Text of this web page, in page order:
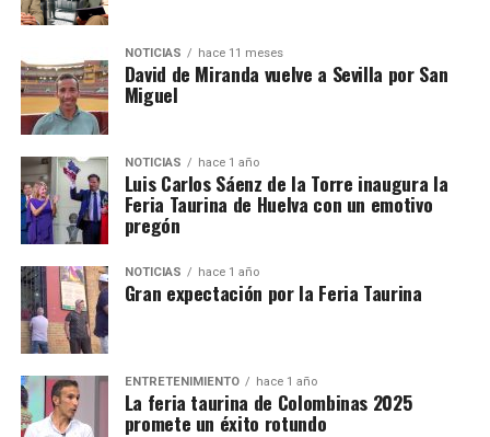
NOTICIAS hace 11 meses
David de Miranda vuelve a Sevilla por San
Miguel
NOTICIAS hace 1 año
Luis Carlos Sáenz de la Torre inaugura la
Feria Taurina de Huelva con un emotivo
pregón
NOTICIAS hace 1 año
Gran expectación por la Feria Taurina
ENTRETENIMIENTO hace 1 año
La feria taurina de Colombinas 2025
promete un éxito rotundo